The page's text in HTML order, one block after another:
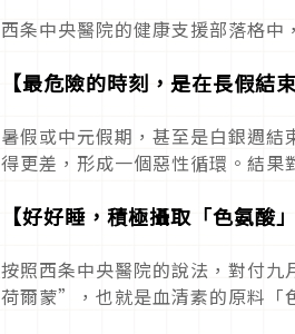
西条中央醫院的健康支援部落格中
【最危險的時刻，是在長假結
暑假或中元假期，甚至是白銀週
得更差，形成一個惡性循環。結果
【好好睡，積極攝取「色氨酸」
按照西条中央醫院的說法，對付
荷爾蒙”，也就是血清素的原料「